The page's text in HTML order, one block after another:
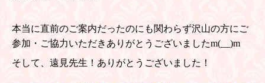
本当に直前のご案内だったのにも関わらず沢山の方にご
参加・ご協力いただきありがとうございましたm(__)m
そして、遠見先生！ありがとうございました！